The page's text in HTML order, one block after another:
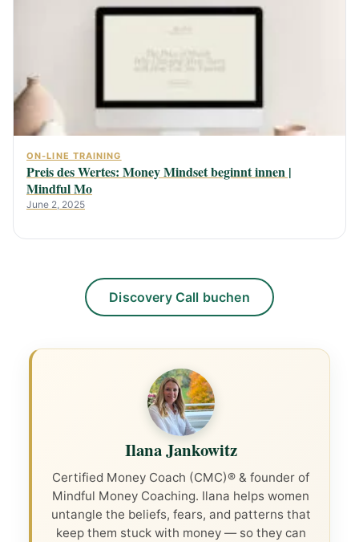
ON-LINE TRAINING
Preis des Wertes: Money Mindset beginnt innen |
Mindful Mo
June 2, 2025
Discovery Call buchen
Ilana Jankowitz
Certified Money Coach (CMC)® & founder of
Mindful Money Coaching. Ilana helps women
untangle the beliefs, fears, and patterns that
keep them stuck with money — so they can